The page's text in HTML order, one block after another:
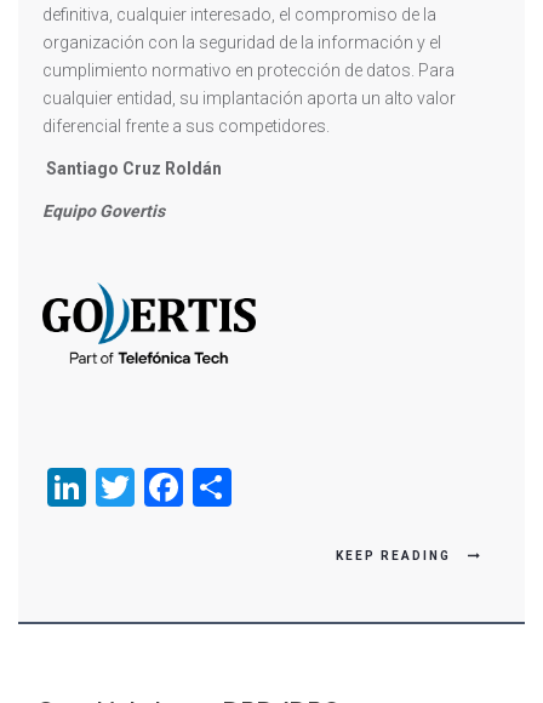
definitiva, cualquier interesado, el compromiso de la
organización con la seguridad de la información y el
cumplimiento normativo en protección de datos. Para
cualquier entidad, su implantación aporta un alto valor
diferencial frente a sus competidores.
Santiago Cruz Roldán
Equipo Govertis
LinkedIn
TwitterFacebook
KEEP READING